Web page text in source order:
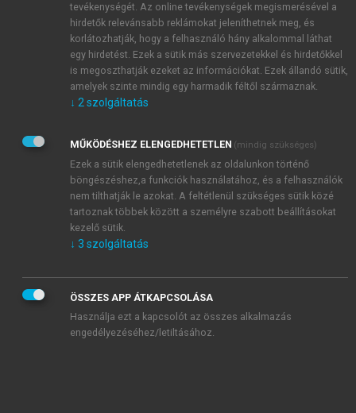
JELSZÓ ÚJRA
Kérek értesítést a MeRSZ újdonságairól, akcióiról.
Kérek értesítést az Akadémiai Kiadó Zrt. újdonságairól,
Adatkezelési tájékoztatóbanfoglaltakat tudomásul
veszem és elfogadom.
Általános vásárlási feltételeket, valamint a szotar.netés a
mersz.huoldalak licencszerződéseiben foglaltakat
tudomásul veszem és elfogadom.
KIPRÓBÁLOM
tevékenységét. Az online tevékenységek megismerésével a
hirdetők relevánsabb reklámokat jeleníthetnek meg, és
korlátozhatják, hogy a felhasználó hány alkalommal láthat
egy hirdetést. Ezek a sütik más szervezetekkel és hirdetőkkel
is megoszthatják ezeket az információkat. Ezek állandó sütik,
amelyek szinte mindig egy harmadik féltől származnak.
↓ 2 szolgáltatás
MŰKÖDÉSHEZ ELENGEDHETETLEN (mindig szükséges)
Ezek a sütik elengedhetetlenek az oldalunkon történő
böngészéshez,a funkciók használatához, és a felhasználók
nem tilthatják le azokat. A feltétlenül szükséges sütik közé
tartoznak többek között a személyre szabott beállításokat
kezelő sütik.
↓ 3 szolgáltatás
ÖSSZES APP ÁTKAPCSOLÁSA
Használja ezt a kapcsolót az összes alkalmazás
engedélyezéséhez/letiltásához.